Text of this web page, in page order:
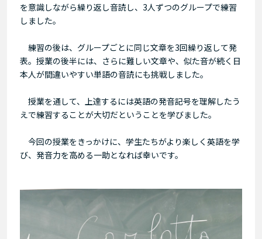
を意識しながら繰り返し音読し、3人ずつのグループで練習
しました。
練習の後は、グループごとに同じ文章を3回繰り返して発
表。授業の後半には、さらに難しい文章や、似た音が続く日
本人が間違いやすい単語の音読にも挑戦しました。
授業を通して、上達するには英語の発音記号を理解したう
えで練習することが大切だということを学びました。
今回の授業をきっかけに、学生たちがより楽しく英語を学
び、発音力を高める一助となれば幸いです。